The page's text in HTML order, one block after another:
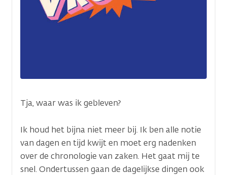
Tja, waar was ik gebleven?
Ik houd het bijna niet meer bij. Ik ben alle notie
van dagen en tijd kwijt en moet erg nadenken
over de chronologie van zaken. Het gaat mij te
snel. Ondertussen gaan de dagelijkse dingen ook